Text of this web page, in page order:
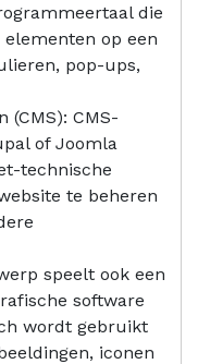
die
op een
pop-ups,
(CMS): CMS-
of Joomla
technische
te beheren
speelt ook een
software
wordt gebruikt
iconen